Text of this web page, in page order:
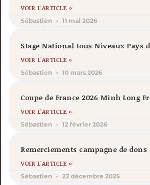
VOIR L'ARTICLE »
Sébastien 11 mai 2026
Stage National tous Niveaux Pays
VOIR L'ARTICLE »
Sébastien 10 mars 2026
Coupe de France 2026 Minh Long
VOIR L'ARTICLE »
Sébastien 12 février 2026
Remerciements campagne de dons
VOIR L'ARTICLE »
Sébastien 22 décembre 2025